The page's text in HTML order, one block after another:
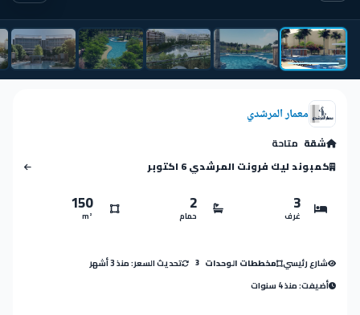
معمار المرشدي
شقة متاحة
كمبوند ليك فرونت المرشدي 6 اكتوبر
3
غرف
2
حمام
150
m²
شارع رئيسي مخططات الوحدات 3
تحديث السعر: منذ 3 أشهر
أضيفت: منذ 4 سنوات